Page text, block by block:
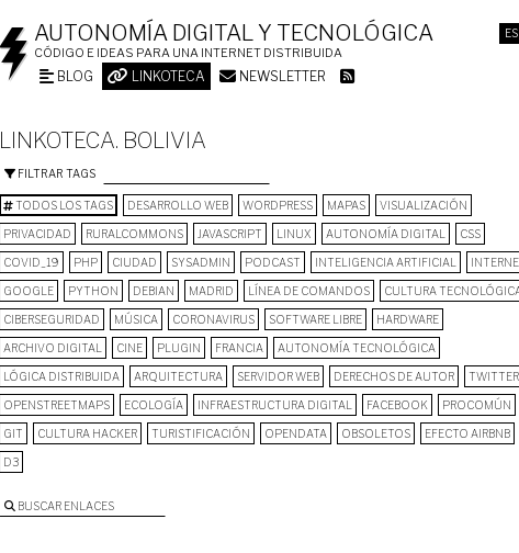
ES
AUTONOMÍA DIGITAL Y TECNOLÓGICA
CÓDIGO E IDEAS PARA UNA INTERNET DISTRIBUIDA
BLOG LINKOTECA NEWSLETTER
LINKOTECA. BOLIVIA
FILTRAR TAGS
TODOS LOS TAGS DESARROLLO WEB WORDPRESS MAPAS VISUALIZACIÓN
PRIVACIDAD RURALCOMMONS JAVASCRIPT LINUX AUTONOMÍA DIGITAL CSS
COVID_19 PHP CIUDAD SYSADMIN PODCAST INTELIGENCIA ARTIFICIAL
GOOGLE PYTHON DEBIAN MADRID LÍNEA DE COMANDOS CULTURA
CIBERSEGURIDAD MÚSICA CORONAVIRUS SOFTWARE LIBRE HARDWARE
ARCHIVO DIGITAL CINE PLUGIN FRANCIA AUTONOMÍA TECNOLÓGICA
LÓGICA DISTRIBUIDA ARQUITECTURA SERVIDOR WEB DERECHOS DE AUTOR TWITTER
OPENSTREETMAPS ECOLOGÍA INFRAESTRUCTURA DIGITAL FACEBOOK PROCOMÚN
GIT CULTURA HACKER TURISTIFICACIÓN OPENDATA OBSOLETOS EFECTO AIRBNB
D3
BUSCAR ENLACES